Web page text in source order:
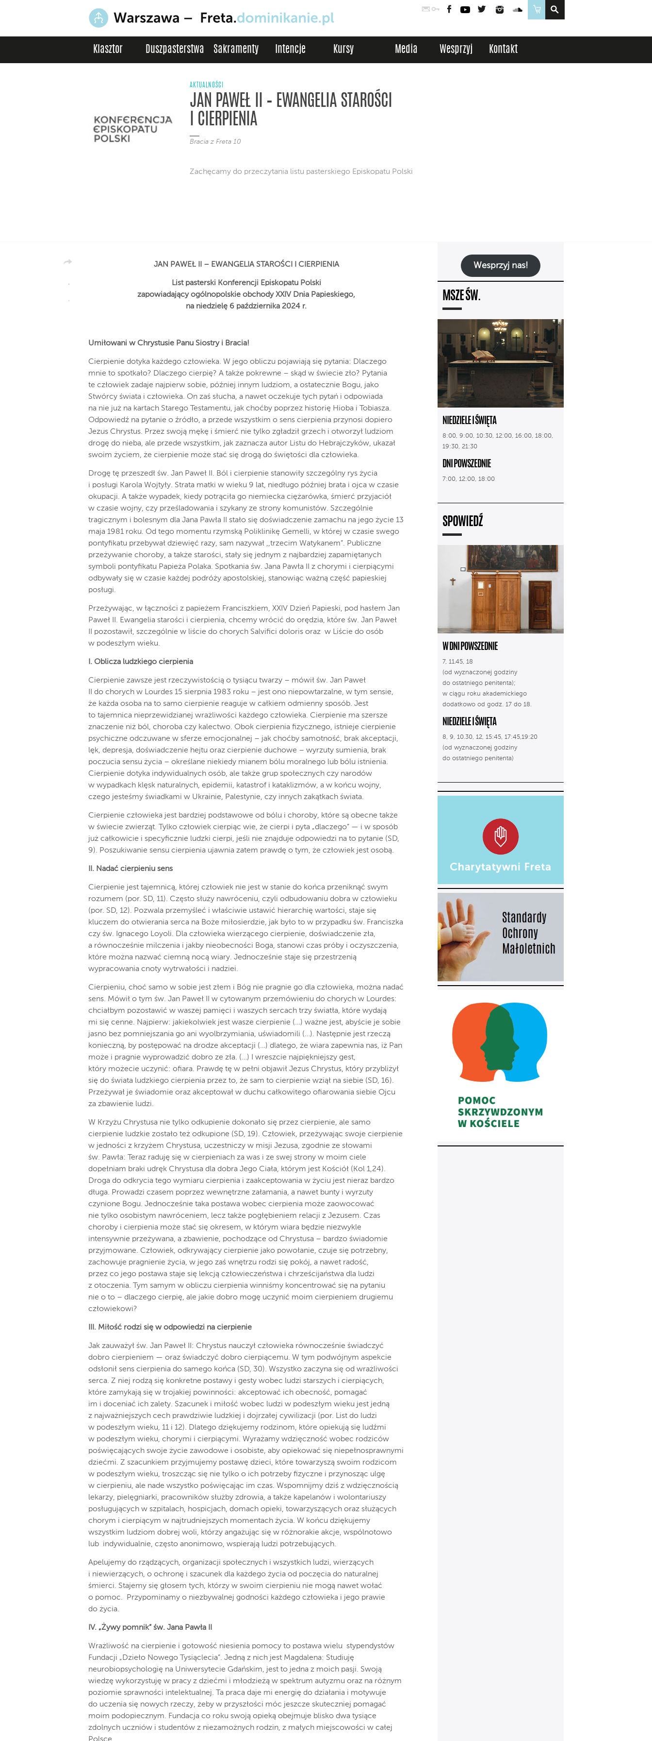
PocztaLogowanie
FacebookYouTubeTwitter InstagramSoundCloud
Sklep
Klasztor Duszpasterstwa Sakramenty Intencje Kursy Media Wesprzyj Kontakt
AKTUALNOŚCI
JAN PAWEŁ II – EWANGELIA STAROŚCI
I CIERPIENIA
Bracia z Freta 10
Zachęcamy do przeczytania listu pasterskiego Episkopatu Polski
JAN PAWEŁ II – EWANGELIA STAROŚCI I CIERPIENIA
List pasterski Konferencji Episkopatu Polski
zapowiadający ogólnopolskie obchody XXIV Dnia Papieskiego,
na niedzielę 6 października 2024 r.
Umiłowani w Chrystusie Panu Siostry i Bracia!
Cierpienie dotyka każdego człowieka. W jego obliczu pojawiają się pytania: Dlaczego
mnie to spotkało? Dlaczego cierpię? A także pokrewne – skąd w świecie zło? Pytania
te człowiek zadaje najpierw sobie, później innym ludziom, a ostatecznie Bogu, jako
Stwórcy świata i człowieka. On zaś słucha, a nawet oczekuje tych pytań i odpowiada
na nie już na kartach Starego Testamentu, jak choćby poprzez historię Hioba i Tobiasza.
Odpowiedź na pytanie o źródło, a przede wszystkim o sens cierpienia przynosi dopiero
Jezus Chrystus. Przez swoją mękę i śmierć nie tylko zgładził grzech i otworzył ludziom
drogę do nieba, ale przede wszystkim, jak zaznacza autor Listu do Hebrajczyków, ukazał
swoim życiem, że cierpienie może stać się drogą do świętości dla człowieka.
Drogę tę przeszedł św. Jan Paweł II. Ból i cierpienie stanowiły szczególny rys życia
i posługi Karola Wojtyły. Strata matki w wieku 9 lat, niedługo później brata i ojca w czasie
okupacji. A także wypadek, kiedy potrąciła go niemiecka ciężarówka, śmierć przyjaciół
w czasie wojny, czy prześladowania i szykany ze strony komunistów. Szczególnie
tragicznym i bolesnym dla Jana Pawła II stało się doświadczenie zamachu na jego życie 13
maja 1981 roku. Od tego momentu rzymską Poliklinikę Gemelli, w której w czasie swego
pontyfikatu przebywał dziewięć razy, sam nazywał ,,trzecim Watykanem”. Publiczne
przeżywanie choroby, a także starości, stały się jednym z najbardziej zapamiętanych
symboli pontyfikatu Papieża Polaka. Spotkania św. Jana Pawła II z chorymi i cierpiącymi
odbywały się w czasie każdej podróży apostolskiej, stanowiąc ważną część papieskiej
posługi.
Przeżywając, w łączności z papieżem Franciszkiem, XXIV Dzień Papieski, pod hasłem Jan
Paweł II. Ewangelia starości i cierpienia, chcemy wrócić do orędzia, które św. Jan Paweł
II pozostawił, szczególnie w liście do chorych Salvifici doloris oraz w Liście do osób
w podeszłym wieku.
I. Oblicza ludzkiego cierpienia
Cierpienie zawsze jest rzeczywistością o tysiącu twarzy – mówił św. Jan Paweł
II do chorych w Lourdes 15 sierpnia 1983 roku – jest ono niepowtarzalne, w tym sensie,
że każda osoba na to samo cierpienie reaguje w całkiem odmienny sposób. Jest
to tajemnica nieprzewidzianej wrażliwości każdego człowieka. Cierpienie ma szersze
znaczenie niż ból, choroba czy kalectwo. Obok cierpienia fizycznego, istnieje cierpienie
psychiczne odczuwane w sferze emocjonalnej – jak choćby samotność, brak akceptacji,
lęk, depresja, doświadczenie hejtu oraz cierpienie duchowe – wyrzuty sumienia, brak
poczucia sensu życia – określane niekiedy mianem bólu moralnego lub bólu istnienia.
Cierpienie dotyka indywidualnych osób, ale także grup społecznych czy narodów
w wypadkach klęsk naturalnych, epidemii, katastrof i kataklizmów, a w końcu wojny,
czego jesteśmy świadkami w Ukrainie, Palestynie, czy innych zakątkach świata.
Cierpienie człowieka jest bardziej podstawowe od bólu i choroby, które są obecne także
w świecie zwierząt. Tylko człowiek cierpiąc wie, że cierpi i pyta „dlaczego” — i w sposób
już całkowicie i specyficznie ludzki cierpi, jeśli nie znajduje odpowiedzi na to pytanie (SD,
9). Poszukiwanie sensu cierpienia ujawnia zatem prawdę o tym, że człowiek jest osobą.
II. Nadać cierpieniu sens
Cierpienie jest tajemnicą, której człowiek nie jest w stanie do końca przeniknąć swym
rozumem (por. SD, 11). Często służy nawróceniu, czyli odbudowaniu dobra w człowieku
(por. SD, 12). Pozwala przemyśleć i właściwie ustawić hierarchię wartości, staje się
kluczem do otwierania serca na Boże miłosierdzie, jak było to w przypadku św. Franciszka
czy św. Ignacego Loyoli. Dla człowieka wierzącego cierpienie, doświadczenie zła,
a równocześnie milczenia i jakby nieobecności Boga, stanowi czas próby i oczyszczenia,
które można nazwać ciemną nocą wiary. Jednocześnie staje się przestrzenią
wypracowania cnoty wytrwałości i nadziei.
Cierpieniu, choć samo w sobie jest złem i Bóg nie pragnie go dla człowieka, można nadać
sens. Mówił o tym św. Jan Paweł II w cytowanym przemówieniu do chorych w Lourdes:
chciałbym pozostawić w waszej pamięci i waszych sercach trzy światła, które wydają
mi się cenne. Najpierw: jakiekolwiek jest wasze cierpienie (…) ważne jest, abyście je sobie
jasno bez pomniejszania go ani wyolbrzymiania, uświadomili (…). Następnie jest rzeczą
konieczną, by postępować na drodze akceptacji (…) dlatego, że wiara zapewnia nas, iż Pan
może i pragnie wyprowadzić dobro ze zła. (…) I wreszcie najpiękniejszy gest,
który możecie uczynić: ofiara. Prawdę tę w pełni objawił Jezus Chrystus, który przybliżył
się do świata ludzkiego cierpienia przez to, że sam to cierpienie wziął na siebie (SD, 16).
Przeżywał je świadomie oraz akceptował w duchu całkowitego ofiarowania siebie Ojcu
za zbawienie ludzi.
W Krzyżu Chrystusa nie tylko odkupienie dokonało się przez cierpienie, ale samo
cierpienie ludzkie zostało też odkupione (SD, 19). Człowiek, przeżywając swoje cierpienie
w jedności z krzyżem Chrystusa, uczestniczy w misji Jezusa, zgodnie ze słowami
św. Pawła: Teraz raduję się w cierpieniach za was i ze swej strony w moim ciele
dopełniam braki udręk Chrystusa dla dobra Jego Ciała, którym jest Kościół (Kol 1,24).
Droga do odkrycia tego wymiaru cierpienia i zaakceptowania w życiu jest nieraz bardzo
długa. Prowadzi czasem poprzez wewnętrzne załamania, a nawet bunty i wyrzuty
czynione Bogu. Jednocześnie taka postawa wobec cierpienia może zaowocować
nie tylko osobistym nawróceniem, lecz także pogłębieniem relacji z Jezusem. Czas
choroby i cierpienia może stać się okresem, w którym wiara będzie niezwykle
intensywnie przeżywana, a zbawienie, pochodzące od Chrystusa – bardzo świadomie
przyjmowane. Człowiek, odkrywający cierpienie jako powołanie, czuje się potrzebny,
zachowuje pragnienie życia, w jego zaś wnętrzu rodzi się pokój, a nawet radość,
przez co jego postawa staje się lekcją człowieczeństwa i chrześcijaństwa dla ludzi
z otoczenia. Tym samym w obliczu cierpienia winniśmy koncentrować się na pytaniu
nie o to – dlaczego cierpię, ale jakie dobro mogę uczynić moim cierpieniem drugiemu
człowiekowi?
III. Miłość rodzi się w odpowiedzi na cierpienie
Jak zauważył św. Jan Paweł II: Chrystus nauczył człowieka równocześnie świadczyć
dobro cierpieniem — oraz świadczyć dobro cierpiącemu. W tym podwójnym aspekcie
odsłonił sens cierpienia do samego końca (SD, 30). Wszystko zaczyna się od wrażliwości
serca. Z niej rodzą się konkretne postawy i gesty wobec ludzi starszych i cierpiących,
które zamykają się w trojakiej powinności: akceptować ich obecność, pomagać
im i doceniać ich zalety. Szacunek i miłość wobec ludzi w podeszłym wieku jest jedną
z najważniejszych cech prawdziwie ludzkiej i dojrzałej cywilizacji (por. List do ludzi
w podeszłym wieku, 11 i 12). Dlatego dziękujemy rodzinom, które opiekują się ludźmi
w podeszłym wieku, chorymi i cierpiącymi. Wyrażamy wdzięczność wobec rodziców
poświęcających swoje życie zawodowe i osobiste, aby opiekować się niepełnosprawnymi
dziećmi. Z szacunkiem przyjmujemy postawę dzieci, które towarzyszą swoim rodzicom
w podeszłym wieku, troszcząc się nie tylko o ich potrzeby fizyczne i przynosząc ulgę
w cierpieniu, ale nade wszystko poświęcając im czas. Wspomnijmy dziś z wdzięcznością
lekarzy, pielęgniarki, pracowników służby zdrowia, a także kapelanów i wolontariuszy
posługujących w szpitalach, hospicjach, domach opieki, towarzyszących oraz służących
chorym i cierpiącym w najtrudniejszych momentach życia. W końcu dziękujemy
wszystkim ludziom dobrej woli, którzy angażując się w różnorakie akcje, wspólnotowo
lub indywidualnie, często anonimowo, wspierają ludzi potrzebujących.
Apelujemy do rządzących, organizacji społecznych i wszystkich ludzi, wierzących
i niewierzących, o ochronę i szacunek dla każdego życia od poczęcia do naturalnej
śmierci. Stajemy się głosem tych, którzy w swoim cierpieniu nie mogą nawet wołać
o pomoc. Przypominamy o niezbywalnej godności każdego człowieka i jego prawie
do życia.
IV. „Żywy pomnik” św. Jana Pawła II
Wrażliwość na cierpienie i gotowość niesienia pomocy to postawa wielu stypendystów
Fundacji „Dzieło Nowego Tysiąclecia”. Jedną z nich jest Magdalena: Studiuję
neurobiopsychologię na Uniwersytecie Gdańskim, jest to jedna z moich pasji. Swoją
wiedzę wykorzystuję w pracy z dziećmi i młodzieżą w spektrum autyzmu oraz na różnym
poziomie sprawności intelektualnej. Ta praca daje mi energię do działania i motywuje
do uczenia się nowych rzeczy, żeby w przyszłości móc jeszcze skuteczniej pomagać
moim podopiecznym. Fundacja co roku swoją opieką obejmuje blisko dwa tysiące
zdolnych uczniów i studentów z niezamożnych rodzin, z małych miejscowości w całej
Wesprzyj nas!
MSZE ŚW.
NIEDZIELE I ŚWIĘTA
8:00, 9:00, 10:30, 12:00, 16:00, 18:00,
19:30, 21:30
DNI POWSZEDNIE
7:00, 12:00, 18:00
SPOWIEDŹ
W DNI POWSZEDNIE
7, 11.45, 18
(od wyznaczonej godziny
do ostatniego penitenta);
w ciągu roku akademickiego
dodatkowo od godz. 17 do 18.
NIEDZIELE I ŚWIĘTA
8, 9, 10.30, 12, 15:45, 17:45,19:20
(od wyznaczonej godziny
do ostatniego penitenta)